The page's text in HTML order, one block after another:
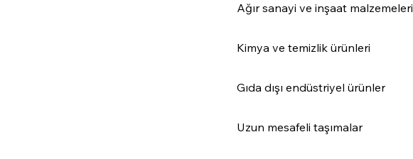
Ağır sanayi ve inşaat malzemeleri
Kimya ve temizlik ürünleri
Gıda dışı endüstriyel ürünler
Uzun mesafeli taşımalar